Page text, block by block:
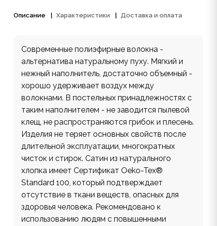
Описание Характеристики Доставка и оплата
Современные полиэфирные волокна -
альтернатива натуральному пуху. Мягкий и
нежный наполнитель, достаточно объемный -
хорошо удерживает воздух между
волокнами. В постельных принадлежностях с
таким наполнителем - не заводится пылевой
клещ, не распространяются грибок и плесень.
Изделия не теряет основных свойств после
длительной эксплуатации, многократных
чисток и стирок. Сатин из натурального
хлопка имеет Сертификат Oeko-Tex®
Standard 100, который подтверждает
отсутствие в ткани веществ, опасных для
здоровья человека. Рекомендовано к
использованию людям с повышенными